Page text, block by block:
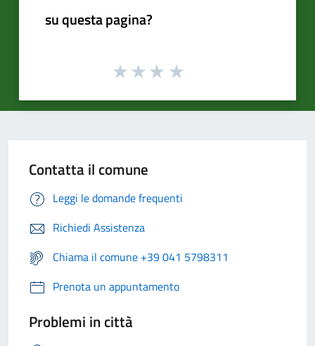
su questa pagina?
Contatta il comune
Leggi le domande frequenti
Richiedi Assistenza
Chiama il comune +39 041 5798311
Prenota un appuntamento
Problemi in città